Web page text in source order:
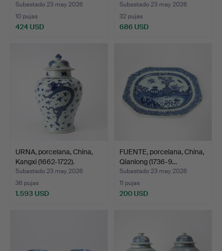
Subastado 23 may 2026
10 pujas
424 USD
Subastado 23 may 2026
32 pujas
686 USD
URNA, porcelana, China,
Kangxi (1662-1722).
Subastado 23 may 2026
36 pujas
1.593 USD
FUENTE, porcelana, China,
Qianlong (1736-9…
Subastado 23 may 2026
11 pujas
200 USD